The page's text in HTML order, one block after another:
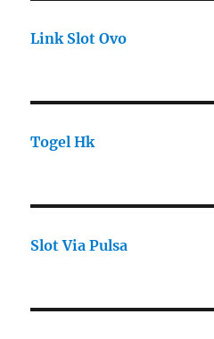
Link Slot Ovo
Togel Hk
Slot Via Pulsa